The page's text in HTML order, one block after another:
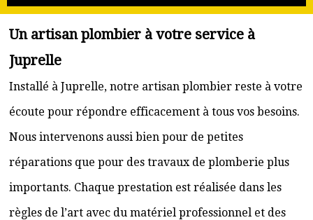
Un artisan plombier à votre service à
Juprelle
Installé à Juprelle, notre artisan plombier reste à votre
écoute pour répondre efficacement à tous vos besoins.
Nous intervenons aussi bien pour de petites
réparations que pour des travaux de plomberie plus
importants. Chaque prestation est réalisée dans les
règles de l’art avec du matériel professionnel et des